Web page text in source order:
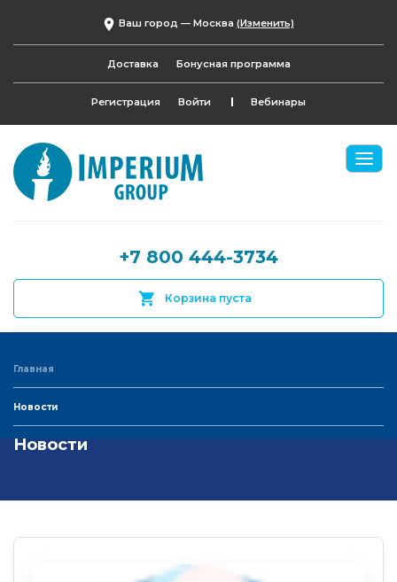
Ваш город — Москва (Изменить)
Доставка Бонусная программа
Регистрация Войти Вебинары
+7 800 444-3734
Корзина пуста
Главная
Новости
Новости